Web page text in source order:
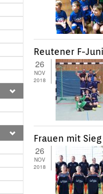
Reutener F-
26
NOV
2018
Frauen mit
26
NOV
2018